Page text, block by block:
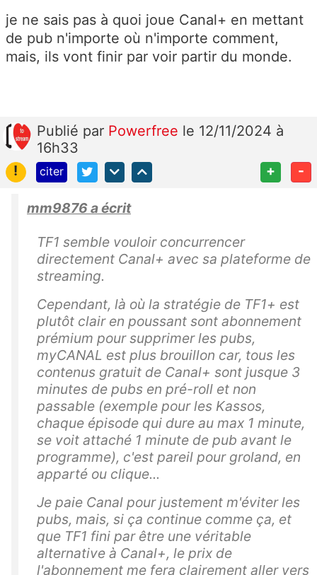
je ne sais pas à quoi joue Canal+ en mettant
de pub n'importe où n'importe comment,
mais, ils vont finir par voir partir du monde.
Publié par Powerfree le 12/11/2024 à
16h33
!
citer + -
mm9876 a écrit
TF1 semble vouloir concurrencer
directement Canal+ avec sa plateforme de
streaming.
Cependant, là où la stratégie de TF1+ est
plutôt clair en poussant sont abonnement
prémium pour supprimer les pubs,
myCANAL est plus brouillon car, tous les
contenus gratuit de Canal+ sont jusque 3
minutes de pubs en pré-roll et non
passable (exemple pour les Kassos,
chaque épisode qui dure au max 1 minute,
se voit attaché 1 minute de pub avant le
programme), c'est pareil pour groland, en
apparté ou clique...
Je paie Canal pour justement m'éviter les
pubs, mais, si ça continue comme ça, et
que TF1 fini par être une véritable
alternative à Canal+, le prix de
l'abonnement me fera clairement aller vers